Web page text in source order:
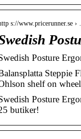
s://www.pricerunner.se
Posture
Steppie
shelf on
Posture
butiker!